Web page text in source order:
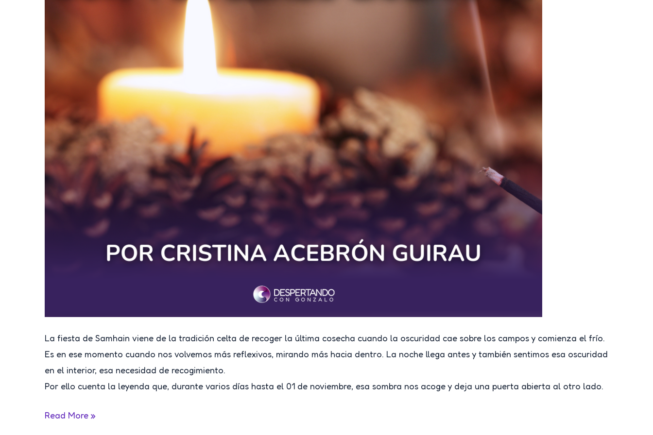
La fiesta de Samhain viene de la tradición celta de recoger la última cosecha cuando la oscuridad cae sobre los campos y comienza el frío.
Es en ese momento cuando nos volvemos más reflexivos, mirando más hacia dentro. La noche llega antes y también sentimos esa oscuridad
en el interior, esa necesidad de recogimiento.
Por ello cuenta la leyenda que, durante varios días hasta el 01 de noviembre, esa sombra nos acoge y deja una puerta abierta al otro lado.
SAMHAIN:
Read More »